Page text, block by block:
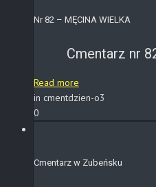
Nr 82 – MĘCINA WIELKA
Cmentarz nr
Read more
in cmentdzien-o3
0
Cmentarz w Zubeńsku